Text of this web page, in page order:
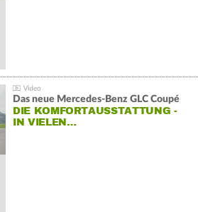
Das neue Mercedes-Benz GLC Coupé
DIE KOMFORTAUSSTATTUNG -
IN VIELEN…